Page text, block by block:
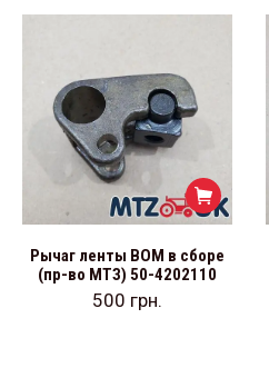
Рычаг ленты ВОМ в сборе
(пр-во МТЗ) 50-4202110
500 грн.